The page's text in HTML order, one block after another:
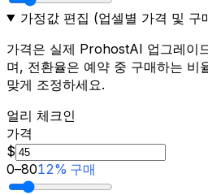
가정값 편집 (업셀별 가격 및 구
가격은 실제 ProhostAI 업그레이
며, 전환율은 예약 중 구매하는
맞게 조정하세요.
얼리 체크인
가격
$
0–8012% 구매